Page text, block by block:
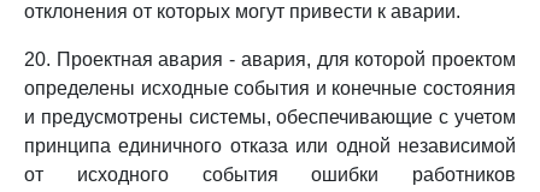
отклонения от которых могут привести к аварии.
20. Проектная авария - авария, для которой проектом
определены исходные события и конечные состояния
и предусмотрены системы, обеспечивающие с учетом
принципа единичного отказа или одной независимой
от исходного события ошибки работников